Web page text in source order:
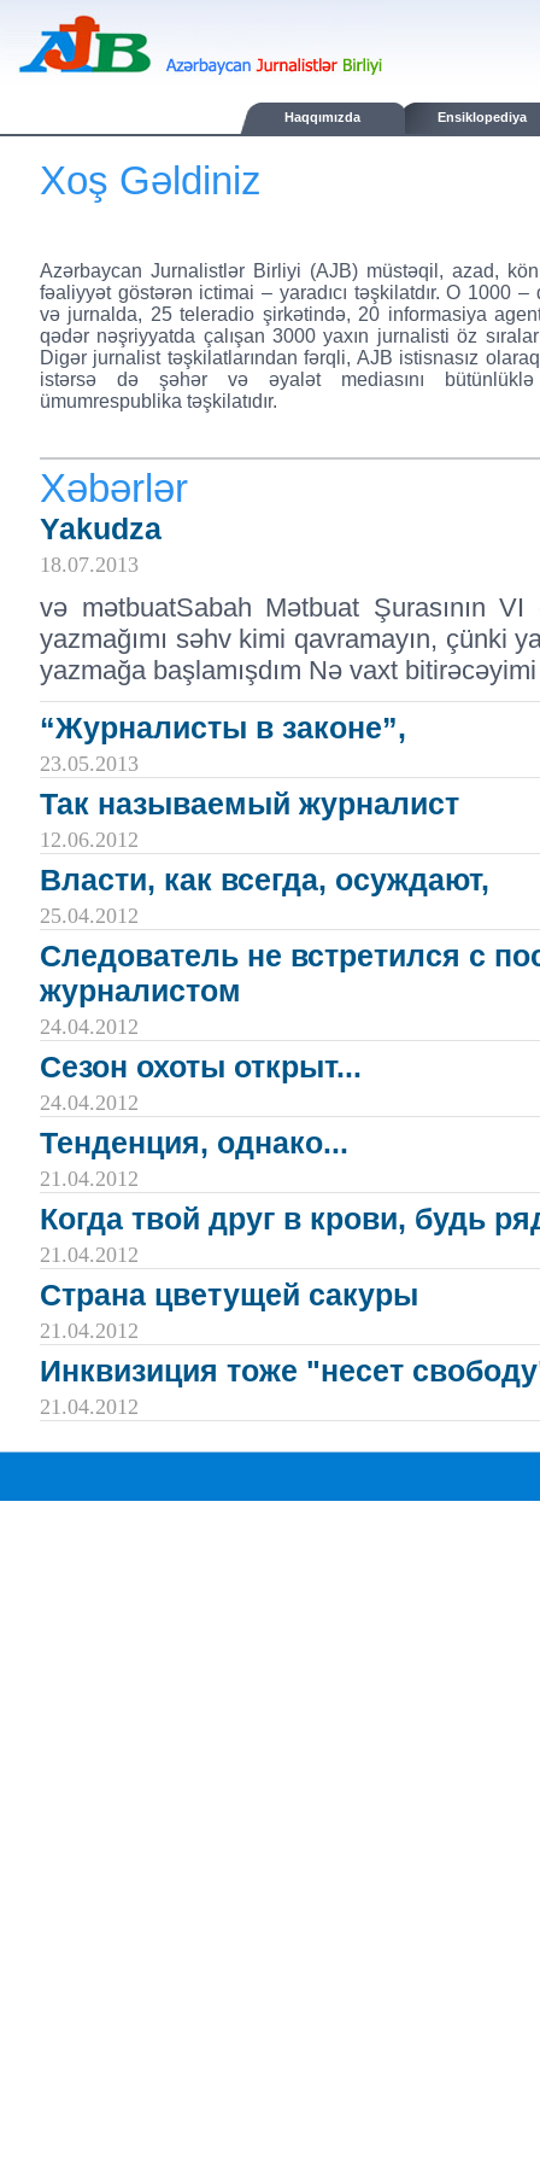
Haqqımızda Ensiklopediya
Xoş Gəldiniz
Azərbaycan Jurnalistlər Birliyi (AJB) müstəqil, azad,
fəaliyyət göstərən ictimai – yaradıcı təşkilatdır. O 1000 –
və jurnalda, 25 teleradio şirkətində, 20 informasiya
qədər nəşriyyatda çalışan 3000 yaxın jurnalisti öz
Digər jurnalist təşkilatlarından fərqli, AJB istisnasız
istərsə də şəhər və əyalət mediasını
ümumrespublika təşkilatıdır.
Xəbərlər
Yakudza
18.07.2013
və mətbuatSabah Mətbuat Şurasının
yazmağımı səhv kimi qavramayın, çünki
yazmağa başlamışdım Nə vaxt
“Журналисты в законе”,
23.05.2013
Так называемый журналист
12.06.2012
Власти, как всегда, осуждают,
25.04.2012
Следователь не встретился с
журналистом
24.04.2012
Сезон охоты открыт...
24.04.2012
Тенденция, однако...
21.04.2012
Когда твой друг в крови, будь
21.04.2012
Страна цветущей сакуры
21.04.2012
Инквизиция тоже "несет
21.04.2012